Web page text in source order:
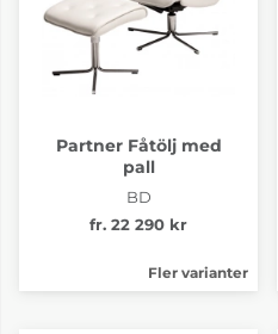
Partner Fåtölj med
pall
BD
fr. 22 290 kr
Fler varianter